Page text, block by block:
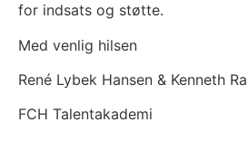
for indsats og støtte.
Med venlig hilsen
René Lybek Hansen & Kenneth
FCH Talentakademi